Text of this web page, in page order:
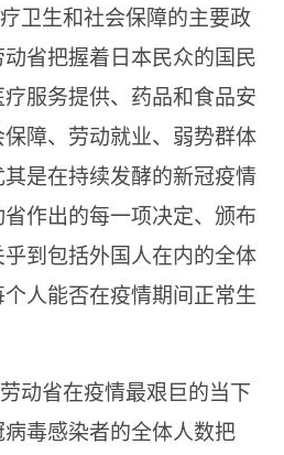
卫生和社会保障的主要政
省把握着日本民众的国民
服务提供、药品和食品安
障、劳动就业、弱势群体
是在持续发酵的新冠疫情
作出的每一项决定、颁布
到包括外国人在内的全体
人能否在疫情期间正常生
动省在疫情最艰巨的当下
毒感染者的全体人数把